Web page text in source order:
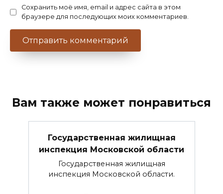
Сохранить моё имя, email и адрес сайта в этом
браузере для последующих моих комментариев.
Вам также может понравиться
Государственная жилищная
инспекция Московской области
Государственная жилищная
инспекция Московской области.